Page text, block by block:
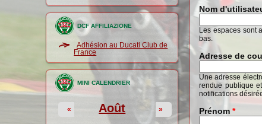
DCF AFFILIAZIONE
Adhésion au Ducati Club de
France
MINI CALENDRIER
Août
« »
Nom
Les espaces sont
bas.
Adresse de
Une adresse
rendue publique
notifications
Prénom*